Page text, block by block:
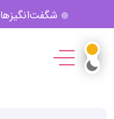
شگفت‌انگیزها